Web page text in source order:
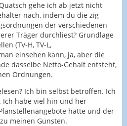
gehe ich ab jetzt nicht
nach, indem du die zig
der verschiedenen
Träger durchliest? Grundlage
(TV-H, TV-L,
einsehen kann, ja, aber die
dasselbe Netto-Gehalt entsteht,
Ordnungen.
Ich bin selbst betroffen. Ich
Ich habe viel hin und her
hatte und der
meinen Gunsten.